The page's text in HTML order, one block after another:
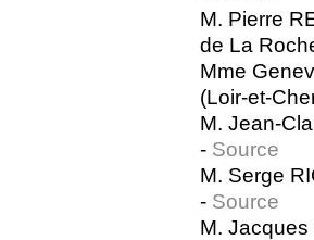
M. Pierre
de La
Mme
(Loir-et-
M. Jean-
- Source
M. Serge
- Source
M. Jacques